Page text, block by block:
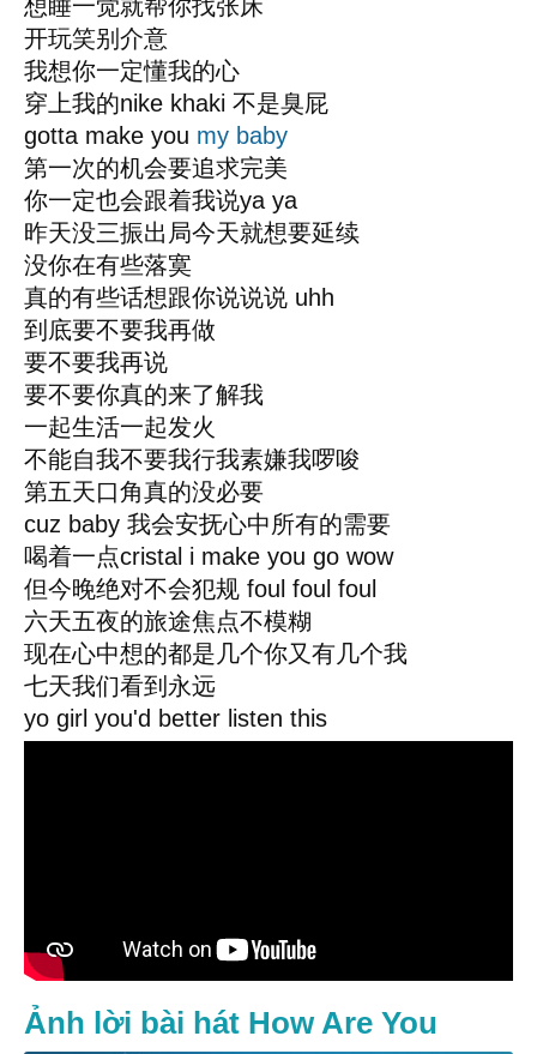
想睡一觉就帮你找张床
开玩笑别介意
我想你一定懂我的心
穿上我的nike khaki 不是臭屁
gotta make you my baby
第一次的机会要追求完美
你一定也会跟着我说ya ya
昨天没三振出局今天就想要延续
没你在有些落寞
真的有些话想跟你说说说 uhh
到底要不要我再做
要不要我再说
要不要你真的来了解我
一起生活一起发火
不能自我不要我行我素嫌我啰唆
第五天口角真的没必要
cuz baby 我会安抚心中所有的需要
喝着一点cristal i make you go wow
但今晚绝对不会犯规 foul foul foul
六天五夜的旅途焦点不模糊
现在心中想的都是几个你又有几个我
七天我们看到永远
yo girl you'd better listen this
Ảnh lời bài hát How Are You